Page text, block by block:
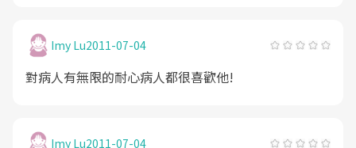
Imy Lu2011-07-04
對病人有無限的耐心病人都很喜歡他!
Imy Lu2011-07-04